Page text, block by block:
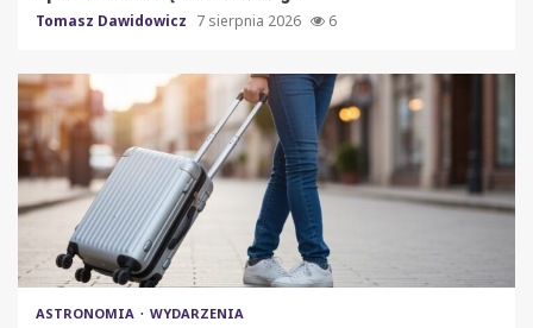
Tomasz Dawidowicz 7 sierpnia 2026 6
ASTRONOMIA WYDARZENIA